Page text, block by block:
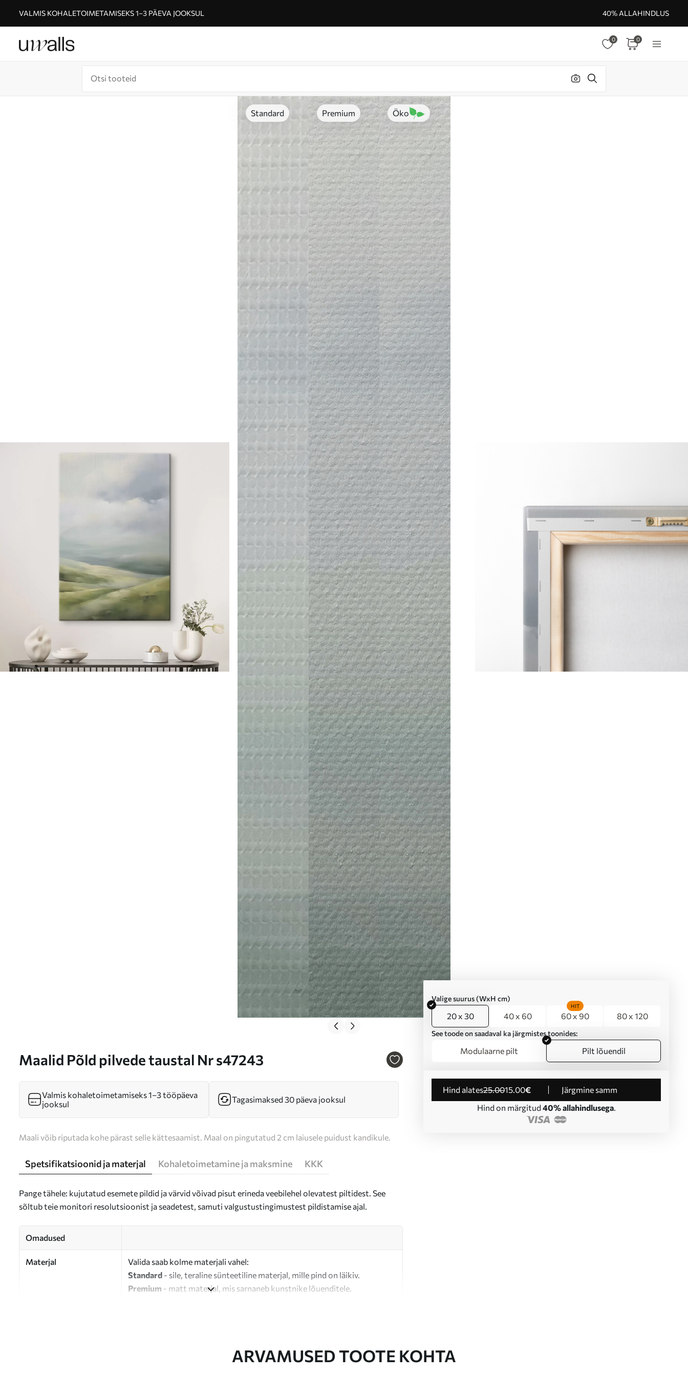
VALMIS KOHALETOIMETAMISEKS 1–3 PÄEVA JOOKSUL 40% ALLAHINDLUS
0 0
Standard Premium Öko
Maalid Põld pilvede taustal Nr s47243
Valige suurus (WxH cm)
20 x 30 40 x 60 60 x 90
HIT
80 x 120
See toode on saadaval ka järgmistes toonides:
Modulaarne pilt Pilt lõuendil
Hind alates25.0015.00€
Järgmine samm
Hind on märgitud 40% allahindlusega.
Valmis kohaletoimetamiseks 1–3 tööpäeva
jooksul
Tagasimaksed 30 päeva jooksul
Maali võib riputada kohe pärast selle kättesaamist. Maal on pingutatud 2 cm laiusele puidust kandikule.
Spetsifikatsioonid ja materjal Kohaletoimetamine ja maksmine KKK
Pange tähele: kujutatud esemete pildid ja värvid võivad pisut erineda veebilehel olevatest piltidest. See
sõltub teie monitori resolutsioonist ja seadetest, samuti valgustustingimustest pildistamise ajal.
Omadused
Materjal
Valida saab kolme materjali vahel:
Standard - sile, teraline sünteetiline materjal, mille pind on läikiv.
Premium - matt materjal, mis sarnaneb kunstnike lõuenditele.
ARVAMUSED TOOTE KOHTA